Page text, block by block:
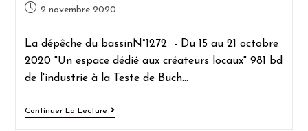
2 novembre 2020
La dépêche du bassinN°1272 - Du 15 au 21 octobre
2020 "Un espace dédié aux créateurs locaux" 981 bd
de l'industrie à la Teste de Buch…
Continuer La Lecture